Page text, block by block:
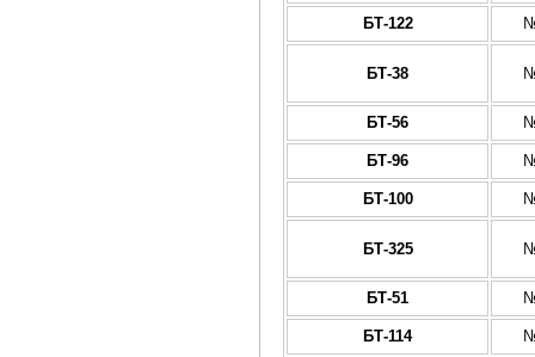
БТ-122
БТ-38
БТ-56
БТ-96
БТ-100
БТ-325
БТ-51
БТ-114